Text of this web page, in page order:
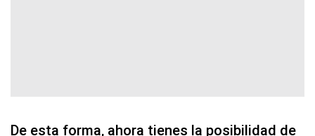
De esta forma, ahora tienes la posibilidad de